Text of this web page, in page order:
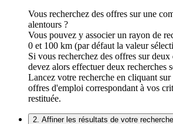
Vous recherchez des offres sur une
alentours ?
Vous pouvez y associer un rayon de
0 et 100 km (par défaut la valeur
Si vous recherchez des offres sur deux
devez alors effectuer deux recherches
Lancez votre recherche en cliquant
offres d'emploi correspondant à vos
restituée.
2. Affiner les résultats de votre recherche